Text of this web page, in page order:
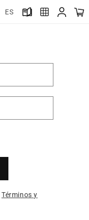
ES
Términos y